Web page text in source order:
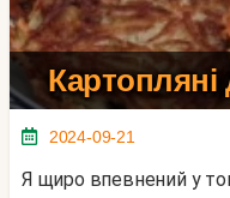
2024-09-21
Я щиро впевнений у тому, що не буде знайдене в світі